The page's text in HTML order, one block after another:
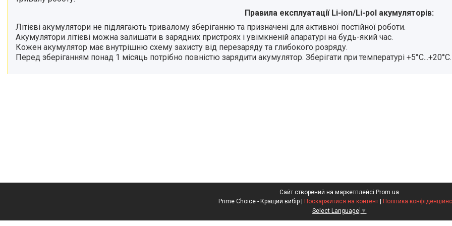
Правила експлуатації Li-ion/Li-pol акумуляторів:
Літієві акумулятори не підлягають тривалому зберіганню та призначені для активної постійної роботи.
Акумулятори літієві можна залишати в зарядних пристроях і увімкненій апаратурі на будь-який час.
Кожен акумулятор має внутрішню схему захисту від перезаряду та глибокого розряду.
Перед зберіганням понад 1 місяць потрібно повністю зарядити акумулятор. Зберігати при температурі +5°С...+20°С.
Сайт створений на маркетплейсі Prom.ua
Поскаржитися на контент
Політика
Select Language ▼